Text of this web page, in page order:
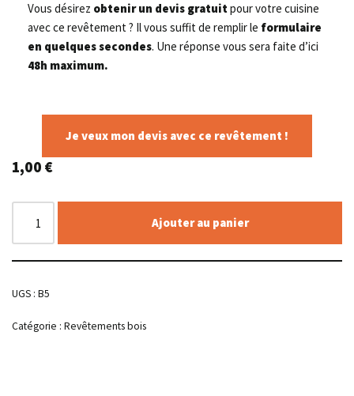
Vous désirez obtenir un devis gratuitpour votre cuisine
avec ce revêtement ? Il vous suffit de remplir le formulaire
en quelques secondes. Une réponse vous sera faite d’ici
48h maximum.
Je veux mon devis avec ce revêtement !
1,00 €
Ajouter au panier
UGS : B5
Catégorie : Revêtements bois